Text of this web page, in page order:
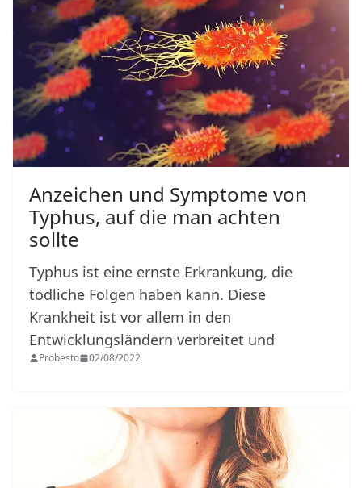
Anzeichen und Symptome von
Typhus, auf die man achten
sollte
Typhus ist eine ernste Erkrankung, die
tödliche Folgen haben kann. Diese
Krankheit ist vor allem in den
Entwicklungsländern verbreitet und
Probesto 02/08/2022